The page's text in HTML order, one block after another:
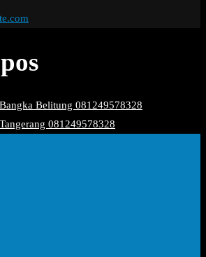
Belitung 081249578328
081249578328